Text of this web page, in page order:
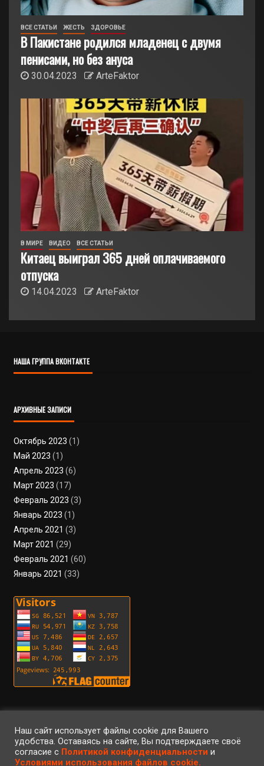
ВСЕ СТАТЬИ ЖЕСТЬ ЗДОРОВЬЕ
В Пакистане родился младенец с двумя
пенисами, но без ануса
30.04.2023 ArteFaktor
В МИРЕ ВИДЕО ВСЕ СТАТЬИ
Китаец выиграл 365 дней оплачиваемого
отпуска
14.04.2023 ArteFaktor
НАША ГРУППА ВКОНТАКТЕ
АРХИВНЫЕ ЗАПИСИ
Октябрь 2023 (1)
Май 2023 (1)
Апрель 2023 (6)
Март 2023 (17)
Февраль 2023 (3)
Январь 2023 (1)
Апрель 2021 (3)
Март 2021 (29)
Февраль 2021 (60)
Январь 2021 (33)
Условия использования файлов cookie
Вход Регистрация
©2023 • ArteFaktor • Все права защищены • Использование материалов
сайта регулируется законом об авторском праве •
Наш сайт использует файлы cookie для Вашего
удобства. Оставаясь на сайте, Вы подтверждаете своё
согласие с Политикой конфиденциальности и
Условиями использования файлов cookie.